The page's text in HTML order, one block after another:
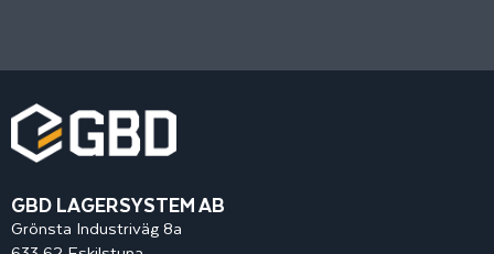
GBD LAGERSYSTEM AB
Grönsta Industriväg 8a